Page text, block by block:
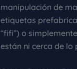
manipulación de
etiquetas
“fifi”) o
están ni cerca de lo